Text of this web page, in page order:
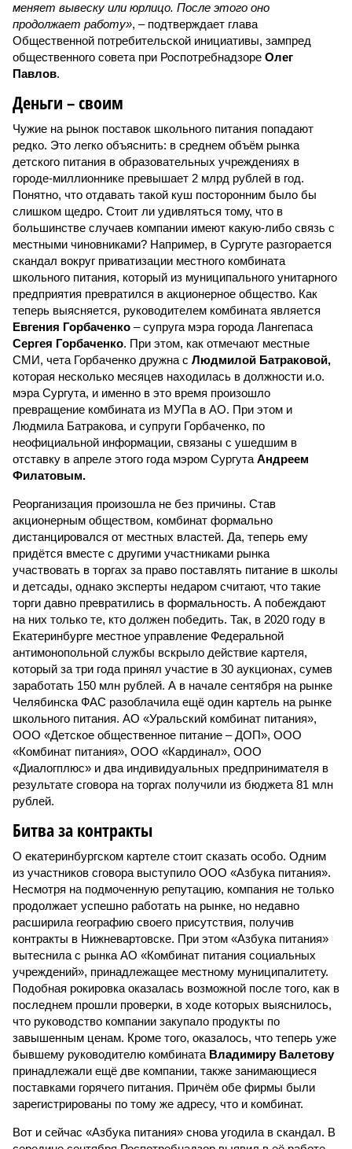
меняет вывеску или юрлицо. После этого оно
продолжает работу», – подтверждает глава
Общественной потребительской инициативы, зампред
общественного совета при Роспотребнадзоре Олег
Павлов.
Деньги – своим
Чужие на рынок поставок школьного питания попадают
редко. Это легко объяснить: в среднем объём рынка
детского питания в образовательных учреждениях в
городе-миллионнике превышает 2 млрд рублей в год.
Понятно, что отдавать такой куш посторонним было бы
слишком щедро. Стоит ли удивляться тому, что в
большинстве случаев компании имеют какую-либо связь с
местными чиновниками? Например, в Сургуте разгорается
скандал вокруг приватизации местного комбината
школьного питания, который из муниципального унитарного
предприятия превратился в акционерное общество. Как
теперь выясняется, руководителем комбината является
Евгения Горбаченко – супруга мэра города Лангепаса
Сергея Горбаченко. При этом, как отмечают местные
СМИ, чета Горбаченко дружна с Людмилой Батраковой,
которая несколько месяцев находилась в должности и.о.
мэра Сургута, и именно в это время произошло
превращение комбината из МУПа в АО. При этом и
Людмила Батракова, и супруги Горбаченко, по
неофициальной информации, связаны с ушедшим в
отставку в апреле этого года мэром Сургута Андреем
Филатовым.
Реорганизация произошла не без причины. Став
акционерным обществом, комбинат формально
дистанцировался от местных властей. Да, теперь ему
придётся вместе с другими участниками рынка
участвовать в торгах за право поставлять питание в школы
и детсады, однако эксперты недаром считают, что такие
торги давно превратились в формальность. А побеждают
на них только те, кто должен победить. Так, в 2020 году в
Екатеринбурге местное управление Федеральной
антимонопольной службы вскрыло действие картеля,
который за три года принял участие в 30 аукционах, сумев
заработать 150 млн рублей. А в начале сентября на рынке
Челябинска ФАС разоблачила ещё один картель на рынке
школьного питания. АО «Уральский комбинат питания»,
ООО «Детское общественное питание – ДОП», ООО
«Комбинат питания», ООО «Кардинал», ООО
«Диалогплюс» и два индивидуальных предпринимателя в
результате сговора на торгах получили из бюджета 81 млн
рублей.
Битва за контракты
О екатеринбургском картеле стоит сказать особо. Одним
из участников сговора выступило ООО «Азбука питания».
Несмотря на подмоченную репутацию, компания не только
продолжает успешно работать на рынке, но недавно
расширила географию своего присутствия, получив
контракты в Нижневартовске. При этом «Азбука питания»
вытеснила с рынка АО «Комбинат питания социальных
учреждений», принадлежащее местному муниципалитету.
Подобная рокировка оказалась возможной после того, как в
последнем про­шли проверки, в ходе которых выяснилось,
что руководство компании закупало продукты по
завышенным ценам. Кроме того, оказалось, что теперь уже
бывшему руководителю комбината Владимиру Валетову
принадлежали ещё две компании, также занимающиеся
поставками горячего питания. Причём обе фирмы были
зарегистрированы по тому же адресу, что и комбинат.
Вот и сейчас «Азбука питания» снова угодила в скандал. В